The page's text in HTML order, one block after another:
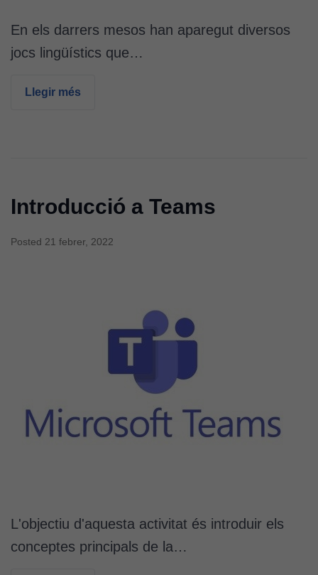
En els darrers mesos han aparegut diversos
jocs lingüístics que…
Llegir més
Introducció a Teams
Posted 21 febrer, 2022
L'objectiu d'aquesta activitat és introduir els
conceptes principals de la…